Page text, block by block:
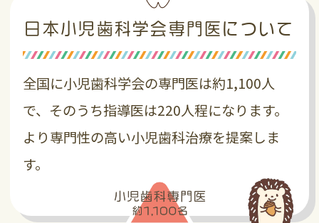
３周年特別SALE！
木の実もまもなく３周年！
たくさんのお子さんにご来院いただき、痛
みがあって大変な時もありますが、お子さ
んの成長を一緒に見させていただける幸せ
３周年記念でいつもは高くて、、という商
品をスペシャルな価格に
患者様全員にご利用いただけるように５月
30日（４ヵ月間）まで開催します！
日本小児歯科学会専門医について
全国に小児歯科学会の専門医は約1,100人
で、そのうち指導医は220人程になります。
より専門性の高い小児歯科治療を提案しま
す。